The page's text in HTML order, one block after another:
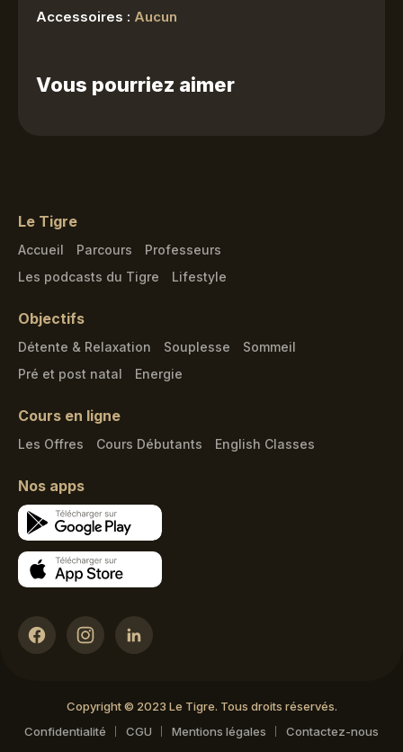
Accessoires : Aucun
Vous pourriez aimer
Le Tigre
Accueil Parcours
Professeurs
Les podcasts du Tigre
Lifestyle
Objectifs
Détente & Relaxation Souplesse
Sommeil
Pré et post natal
Energie
Cours en ligne
Les Offres Cours Débutants English Classes
Nos apps
Copyright © 2023 Le Tigre. Tous droits réservés.
Confidentialité
CGU Mentions légales Contactez-nous